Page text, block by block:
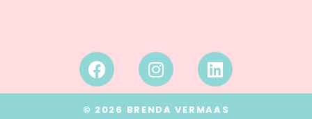
© 2026 BRENDA VERMAAS